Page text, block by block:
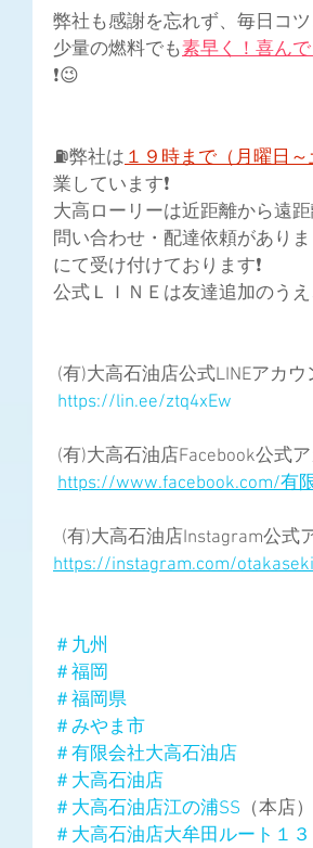
弊社も感謝を忘れず、毎日コ
少量の燃料でも素早く！喜んで
❗😉
⛽弊社は １９時まで（月曜日
業しています❗
大高ローリーは近距離から遠
問い合わせ・配達依頼があり
にて受け付けております❗
公式ＬＩＮＥは友達追加のう
(有)大高石油店公式LINEアカウ
https://lin.ee/ztq4xEw
(有)大高石油店Facebook公式
https://www.facebook.com/有
(有)大高石油店Instagram公
https://instagram.com/
＃九州
＃福岡
＃福岡県
＃みやま市
＃有限会社大高石油店
＃大高石油店
＃大高石油店江の浦SS （本店）
＃大高石油店大牟田ルート１３